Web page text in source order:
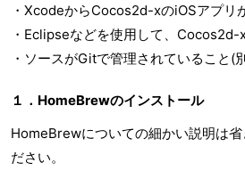
・XcodeからCocos2d-xのiOSアプリ
・Eclipseなどを使用して、
・ソースがGitで管理されていること
１．HomeBrewのインストール
HomeBrewについての細かい説明は
ださい。